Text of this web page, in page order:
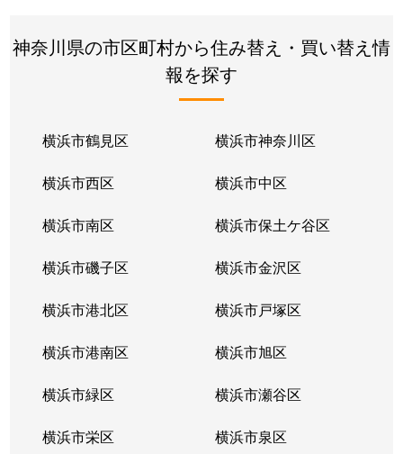
神奈川県の市区町村から住み替え・買い替え情
報を探す
横浜市鶴見区 横浜市神奈川区
横浜市西区 横浜市中区
横浜市南区 横浜市保土ケ谷区
横浜市磯子区 横浜市金沢区
横浜市港北区 横浜市戸塚区
横浜市港南区 横浜市旭区
横浜市緑区 横浜市瀬谷区
横浜市栄区 横浜市泉区